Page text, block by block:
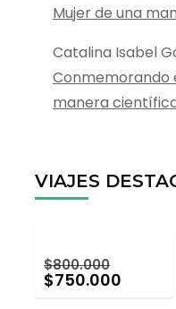
Mujer de una
Catalina Isabel
Conmemorando
manera
VIAJES
$800.000
$750.000